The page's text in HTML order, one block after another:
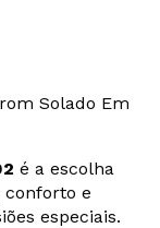
Solado Em
é a escolha
conforto e
especiais.